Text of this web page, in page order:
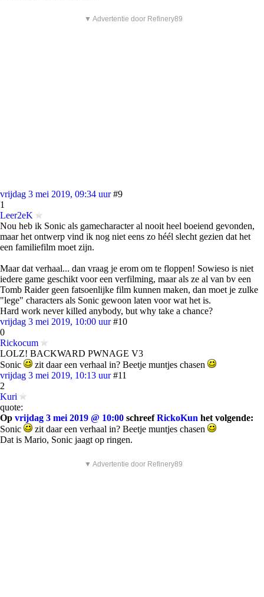
▼ Advertentie door Refinery89
vrijdag 3 mei 2019, 09:34 uur #9
1
Leer2eK
Nou heb ik Sonic als gamecharacter al nooit heel boeiend gevonden,
maar het ontwerp vind ik nog niet eens zo héél slecht gezien dat het
een familiefilm moet zijn.
Maar dat verhaal... dan vraag je erom om te floppen! Sowieso is niet
iedere game geschikt voor een verfilming, maar als ze al van bv een
Tomb Raider geen fatsoenlijke film kunnen maken, dan moet je zulke
"lege" characters als Sonic gewoon laten voor wat het is.
Hard work never killed anybody, but why take a chance?
vrijdag 3 mei 2019, 10:00 uur #10
0
Rickocum
LOLZ! BACKWARD PWNAGE V3
Sonic
zit daar een verhaal in? Beetje muntjes chasen
vrijdag 3 mei 2019, 10:13 uur #11
2
Kuri
quote:
Op vrijdag 3 mei 2019 @ 10:00 schreefRickoKun het volgende:
Sonic
zit daar een verhaal in? Beetje muntjes chasen
Dat is Mario, Sonic jaagt op ringen.
▼ Advertentie door Refinery89